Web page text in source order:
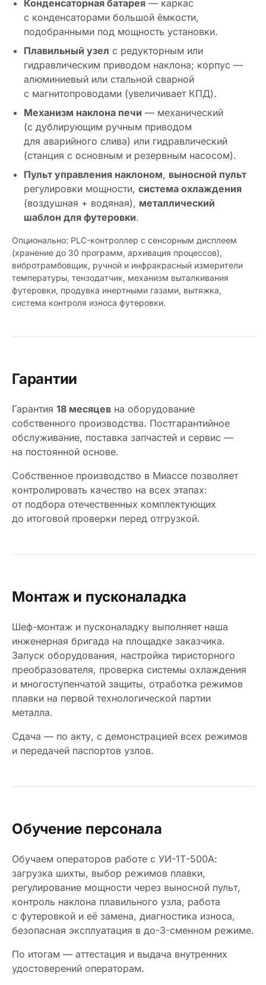
Конденсаторная батарея — каркас
с конденсаторами большой ёмкости,
подобранными под мощность установки.
Плавильный узел с редукторным или
гидравлическим приводом наклона; корпус —
алюминиевый или стальной сварной
с магнитопроводами (увеличивает КПД).
Механизм наклона печи — механический
(с дублирующим ручным приводом
для аварийного слива) или гидравлический
(станция с основным и резервным насосом).
Пульт управления наклоном, выносной пульт
регулировки мощности, система охлаждения
(воздушная + водяная), металлический
шаблон для футеровки.
Опционально: PLC-контроллер с сенсорным дисплеем
(хранение до 30 программ, архивация процессов),
вибротрамбовщик, ручной и инфракрасный измерители
температуры, тензодатчик, механизм выталкивания
футеровки, продувка инертными газами, вытяжка,
система контроля износа футеровки.
Гарантии
Гарантия 18 месяцев на оборудование
собственного производства. Постгарантийное
обслуживание, поставка запчастей и сервис —
на постоянной основе.
Собственное производство в Миассе позволяет
контролировать качество на всех этапах:
от подбора отечественных комплектующих
до итоговой проверки перед отгрузкой.
Монтаж и пусконаладка
Шеф-монтаж и пусконаладку выполняет наша
инженерная бригада на площадке заказчика.
Запуск оборудования, настройка тиристорного
преобразователя, проверка системы охлаждения
и многоступенчатой защиты, отработка режимов
плавки на первой технологической партии
металла.
Сдача — по акту, с демонстрацией всех режимов
и передачей паспортов узлов.
Обучение персонала
Обучаем операторов работе с УИ-1Т-500А:
загрузка шихты, выбор режимов плавки,
регулирование мощности через выносной пульт,
контроль наклона плавильного узла, работа
с футеровкой и её замена, диагностика износа,
безопасная эксплуатация в до-3-сменном режиме.
По итогам — аттестация и выдача внутренних
удостоверений операторам.